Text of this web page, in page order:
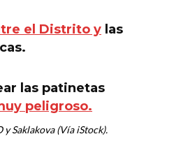
el Distrito y las
las patinetas
peligroso.
y Saklakova (Vía iStock).